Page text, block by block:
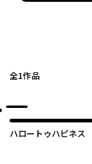
全1作品
ハロートゥハピネス